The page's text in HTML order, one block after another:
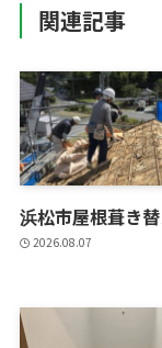
関連記事
浜松市屋根葺き
2026.08.07